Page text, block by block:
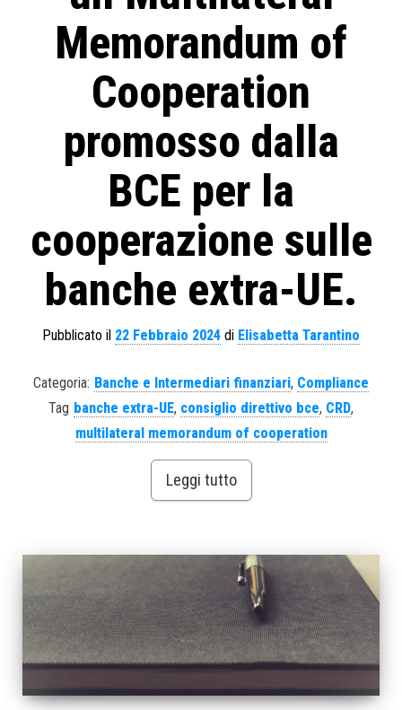
Memorandum of
Cooperation
promosso dalla
BCE per la
cooperazione sulle
banche extra-UE.
Pubblicato il 22 Febbraio 2024 di Elisabetta Tarantino
Categoria: Banche e Intermediari finanziari, Compliance
Tag banche extra-UE, consiglio direttivo bce, CRD,
multilateral memorandum of cooperation
Leggi tutto